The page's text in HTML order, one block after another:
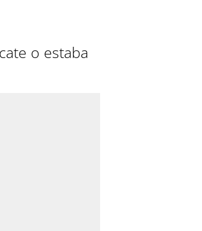
o estaba